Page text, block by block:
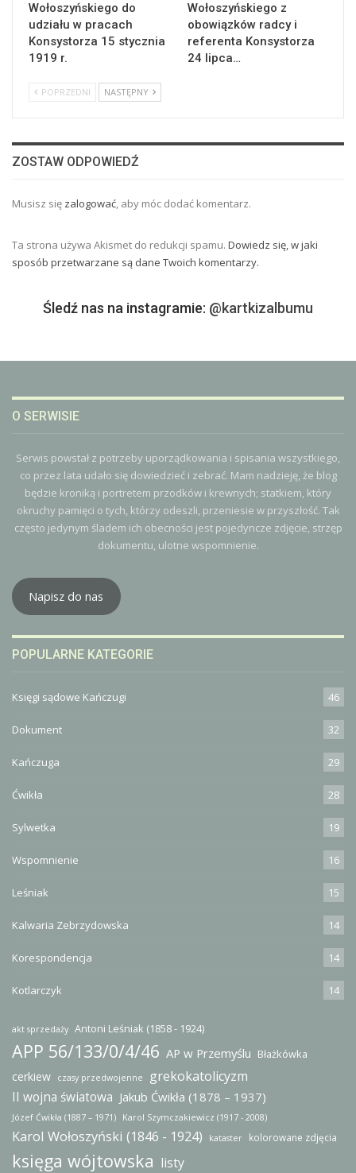
Wołoszyńskiego do
udziału w pracach
Konsystorza 15 stycznia
1919 r.
Wołoszyńskiego z
obowiązków radcy i
referenta Konsystorza
24 lipca…
POPRZEDNI NASTĘPNY
ZOSTAW ODPOWIEDŹ
Musisz się zalogować, aby móc dodać komentarz.
Ta strona używa Akismet do redukcji spamu. Dowiedz się, w jaki
sposób przetwarzane są dane Twoich komentarzy.
Śledź nas na instagramie: @kartkizalbumu
O SERWISIE
Serwis powstał z potrzeby uporządkowania i spisania wszystkiego,
co przez lata udało się dowiedzieć i zebrać. Mam nadzieję, że blog
będzie kroniką i portretem przodków i krewnych; statkiem, który
okruchy pamięci o tych, którzy odeszli, przeniesie w przyszłość. Tak
często jedynym śladem ich obecności jest pojedyncze zdjęcie, strzęp
dokumentu, ulotne wspomnienie.
Napisz do nas
POPULARNE KATEGORIE
Księgi sądowe Kańczugi 46
Dokument 32
Kańczuga 29
Ćwikła 28
Sylwetka 19
Wspomnienie 16
Leśniak 15
Kalwaria Zebrzydowska 14
Korespondencja 14
Kotlarczyk 14
akt sprzedaży Antoni Leśniak (1858 - 1924)
APP 56/133/0/4/46 AP w Przemyślu Błażkówka
cerkiew czasy przedwojenne grekokatolicyzm
II wojna światowa Jakub Ćwikła (1878 – 1937)
Józef Ćwikła (1887 – 1971) Karol Szymczakiewicz (1917 - 2008)
Karol Wołoszyński (1846 - 1924) kataster kolorowane zdjęcia
księga wójtowska listy